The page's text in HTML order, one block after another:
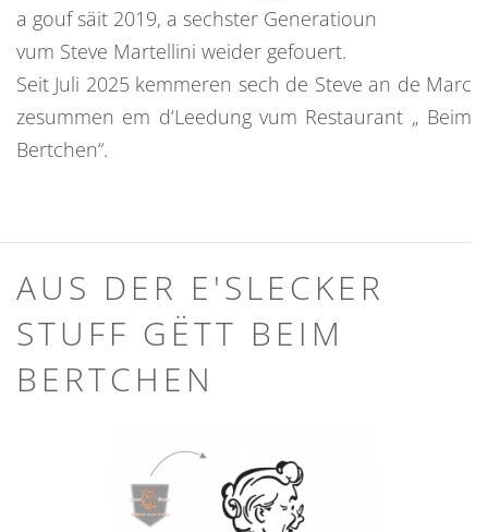
a gouf säit 2019, a sechster Generatioun
vum Steve Martellini weider gefouert.
Seit Juli 2025 kemmeren sech de Steve an de Marc
zesummen em d‘Leedung vum Restaurant „ Beim
Bertchen“.
AUS DER E'SLECKER
STUFF GËTT BEIM
BERTCHEN